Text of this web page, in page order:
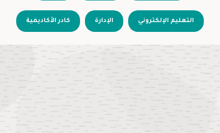
كادر الأكاديمية الإدارة التعليم الإلكتروني